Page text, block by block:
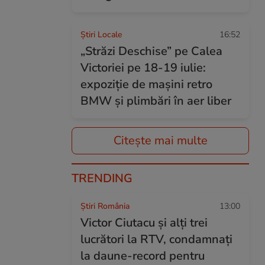
Știri Locale 16:52
„Străzi Deschise” pe Calea
Victoriei pe 18-19 iulie:
expoziție de mașini retro
BMW și plimbări în aer liber
Citește mai multe
TRENDING
Știri România 13:00
Victor Ciutacu și alți trei
lucrători la RTV, condamnați
la daune-record pentru